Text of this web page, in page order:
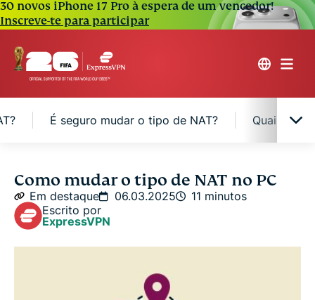
30 novos iPhone 17 Pro à espera de um vencedor!
Inscreve-te para participar
É seguro mudar o tipo de NAT? Quais são
O que é NAT?
Quais são os diferentes tipos de NAT?
Como mudar o tipo de NAT no PC?
Como mudar o tipo de NAT no PC
Em destaque 06.03.2025
11 minutos
Escrito por
ExpressVPN